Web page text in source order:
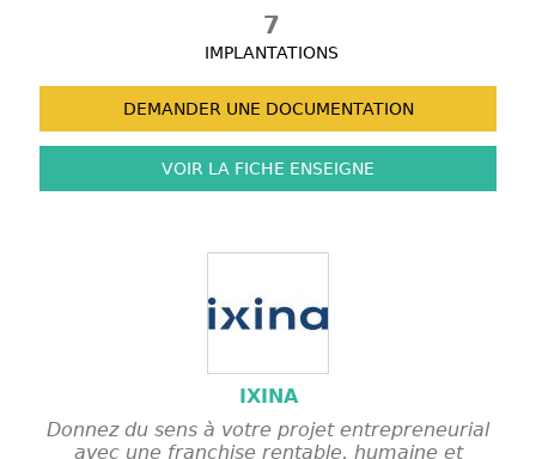
7
IMPLANTATIONS
DEMANDER UNE DOCUMENTATION
VOIR LA FICHE ENSEIGNE
IXINA
Donnez du sens à votre projet entrepreneurial
avec une franchise rentable, humaine et